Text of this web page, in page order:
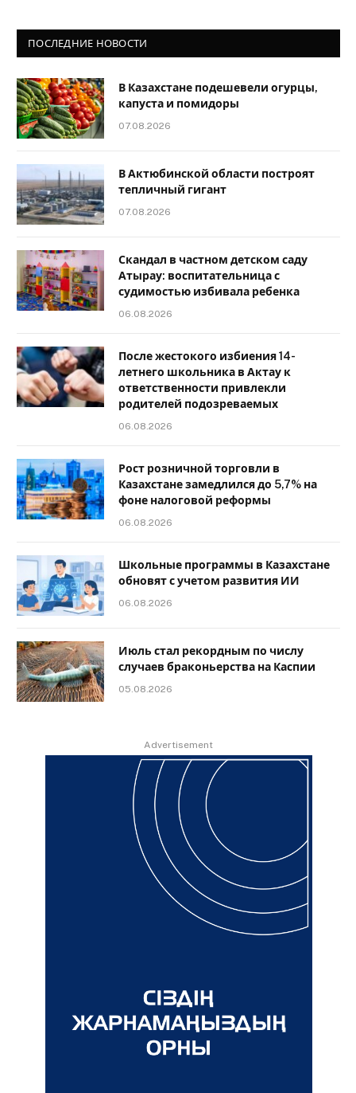
ПОСЛЕДНИЕ НОВОСТИ
В Казахстане подешевели огурцы,
капуста и помидоры
07.08.2026
В Актюбинской области построят
тепличный гигант
07.08.2026
Скандал в частном детском саду
Атырау: воспитательница с
судимостью избивала ребенка
06.08.2026
После жестокого избиения 14-
летнего школьника в Актау к
ответственности привлекли
родителей подозреваемых
06.08.2026
Рост розничной торговли в
Казахстане замедлился до 5,7% на
фоне налоговой реформы
06.08.2026
Школьные программы в Казахстане
обновят с учетом развития ИИ
06.08.2026
Июль стал рекордным по числу
случаев браконьерства на Каспии
05.08.2026
Advertisement